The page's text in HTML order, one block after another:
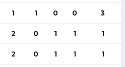
1 1 0 0 3
2 0 1 1 1
2 0 1 1 1